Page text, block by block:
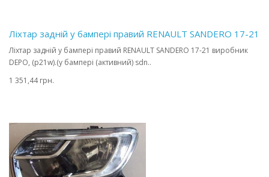
Ліхтар задній у бампері правий RENAULT SANDERO 17-21
Ліхтар задній у бампері правий RENAULT SANDERO 17-21 виробник
DEPO, (p21w).(у бампері (активний) sdn..
1 351,44 грн.